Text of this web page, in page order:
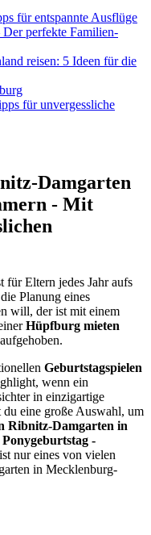
für entspannte Ausflüge
perfekte Familien-
reisen: 5 Ideen für die
für unvergessliche
Damgarten
- Mit
für Eltern jedes Jahr aufs
Planung eines
will, der ist mit einem
Hüpfburg mieten
Geburtstagspielen
wenn ein
in einzigartige
eine große Auswahl, um
Ribnitz-Damgarten in
Ponygeburtstag -
nur eines von vielen
in Mecklenburg-